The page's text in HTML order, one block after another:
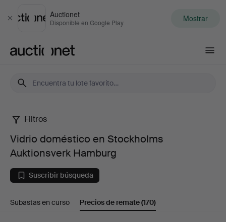
Cerrar
Auctionet
Disponible en Google Play Mostrar
Vidrio
doméstico
en
Stockholms
Filtros
Vidrio doméstico en Stockholms
Auktionsverk Hamburg
Suscribir búsqueda
Subastas en curso Precios de remate(170)